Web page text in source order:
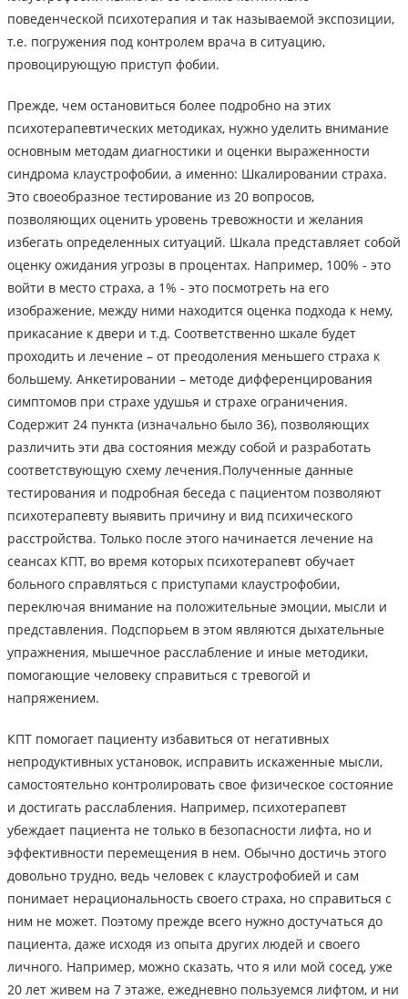
поведенческой психотерапия и так называемой экспозиции,
т.е. погружения под контролем врача в ситуацию,
провоцирующую приступ фобии.
Прежде, чем остановиться более подробно на этих
психотерапевтических методиках, нужно уделить внимание
основным методам диагностики и оценки выраженности
синдрома клаустрофобии, а именно: Шкалировании страха.
Это своеобразное тестирование из 20 вопросов,
позволяющих оценить уровень тревожности и желания
избегать определенных ситуаций. Шкала представляет собой
оценку ожидания угрозы в процентах. Например, 100% - это
войти в место страха, а 1% - это посмотреть на его
изображение, между ними находится оценка подхода к нему,
прикасание к двери и т.д. Соответственно шкале будет
проходить и лечение – от преодоления меньшего страха к
большему. Анкетировании – методе дифференцирования
симптомов при страхе удушья и страхе ограничения.
Содержит 24 пункта (изначально было 36), позволяющих
различить эти два состояния между собой и разработать
соответствующую схему лечения.Полученные данные
тестирования и подробная беседа с пациентом позволяют
психотерапевту выявить причину и вид психического
расстройства. Только после этого начинается лечение на
сеансах КПТ, во время которых психотерапевт обучает
больного справляться с приступами клаустрофобии,
переключая внимание на положительные эмоции, мысли и
представления. Подспорьем в этом являются дыхательные
упражнения, мышечное расслабление и иные методики,
помогающие человеку справиться с тревогой и
напряжением.
КПТ помогает пациенту избавиться от негативных
непродуктивных установок, исправить искаженные мысли,
самостоятельно контролировать свое физическое состояние
и достигать расслабления. Например, психотерапевт
убеждает пациента не только в безопасности лифта, но и
эффективности перемещения в нем. Обычно достичь этого
довольно трудно, ведь человек с клаустрофобией и сам
понимает нерациональность своего страха, но справиться с
ним не может. Поэтому прежде всего нужно достучаться до
пациента, даже исходя из опыта других людей и своего
личного. Например, можно сказать, что я или мой сосед, уже
20 лет живем на 7 этаже, ежедневно пользуемся лифтом, и ни